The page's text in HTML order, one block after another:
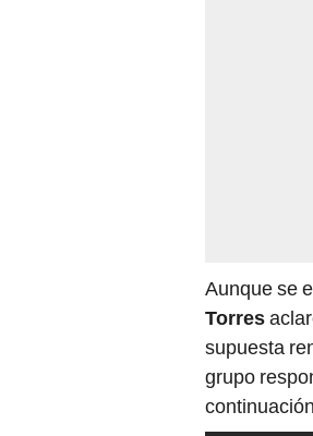
Aunque se
Torres
supuesta
grupo